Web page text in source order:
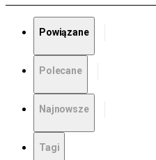
Powiązane
Polecane
Najnowsze
Tagi